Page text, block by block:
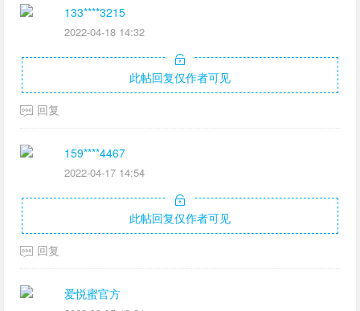
133****3215
2022-04-18 14:32
此帖回复仅作者可见
回复
159****4467
2022-04-17 14:54
此帖回复仅作者可见
回复
爱悦蜜官方